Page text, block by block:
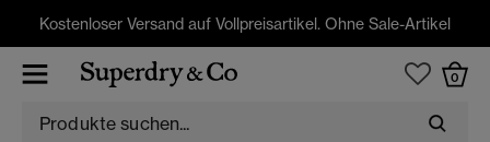
Kostenloser Versand auf Vollpreisartikel. Ohne Sale-Artikel
0